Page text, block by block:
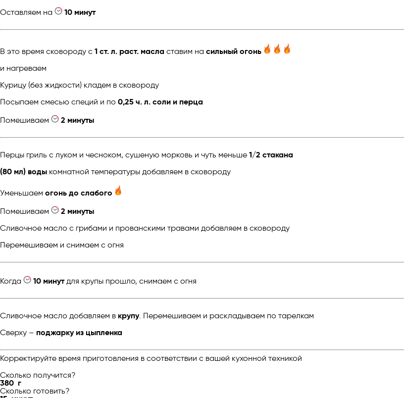
Оставляем на
10 минут
В это время сковороду с 1 ст. л. раст. масла ставим на сильный огонь
и нагреваем
Курицу (без жидкости) кладем в сковороду
Посыпаем смесью специй и по 0,25 ч. л. соли и перца
Помешиваем
2 минуты
Перцы гриль с луком и чесноком, сушеную морковь и чуть меньше 1/2 стакана
(80 мл) воды комнатной температуры добавляем в сковороду
Уменьшаем огонь до слабого
Помешиваем
2 минуты
Сливочное масло с грибами и прованскими травами добавляем в сковороду
Перемешиваем и снимаем с огня
Когда 10 минутдля крупы прошло, снимаем с огня
Сливочное масло добавляем в крупу. Перемешиваем и раскладываем по тарелкам
Сверху – поджарку из цыпленка
Корректируйте время приготовления в соответствии с вашей кухонной техникой
Сколько получится?
380 г
Сколько готовить?